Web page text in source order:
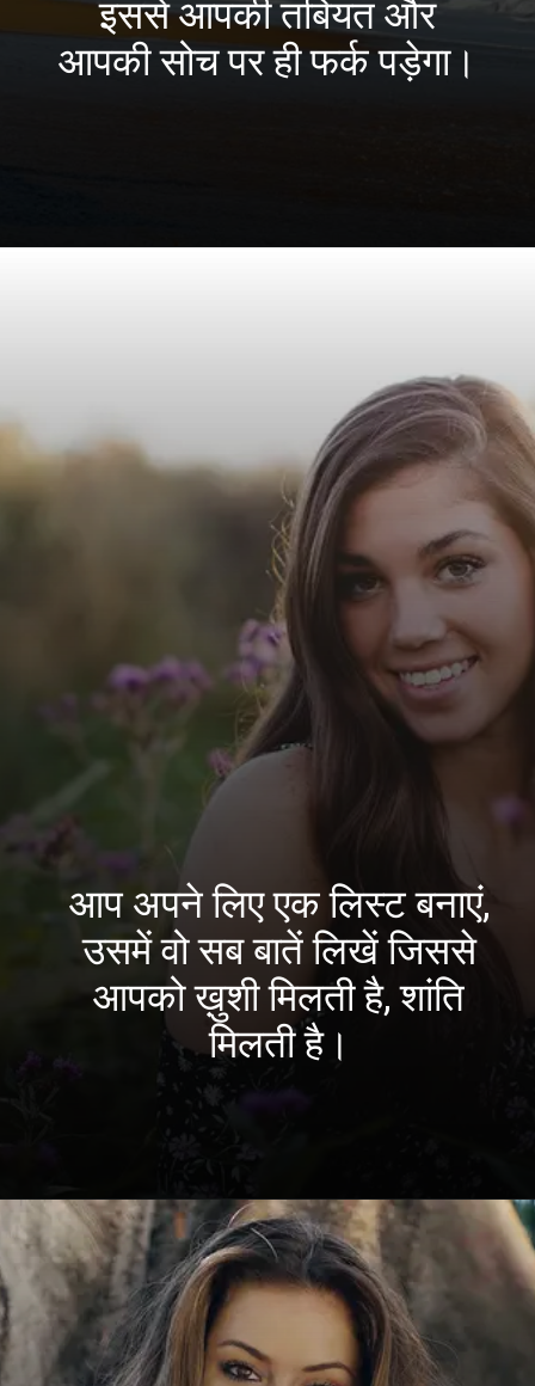
इससे आपकी तबियत और
आपकी सोच पर ही फर्क पड़ेगा।
आप अपने लिए एक लिस्ट बनाएं,
उसमें वो सब बातें लिखें जिससे
आपको ख़ुशी मिलती है, शांति
मिलती है।